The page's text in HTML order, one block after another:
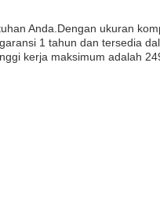
Anda.Dengan ukuran
1 tahun dan tersedia
kerja maksimum adalah